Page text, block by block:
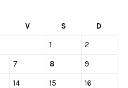
V S D
1 2
7 8 9
14 15 16